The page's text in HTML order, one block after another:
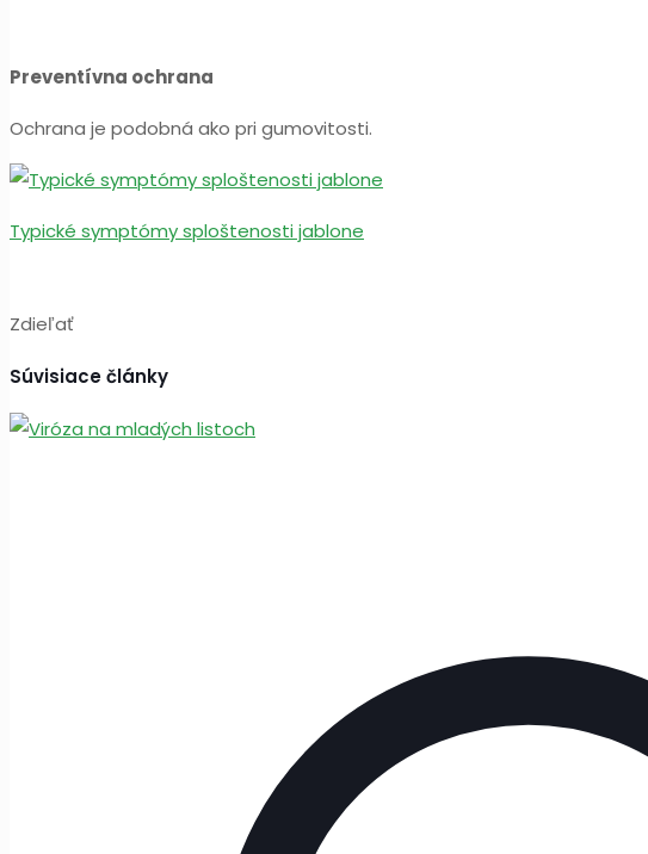
Preventívna ochrana
Ochrana je podobná ako pri gumovitosti.
Typické symptómy sploštenosti jablone
Zdieľať
Súvisiace články